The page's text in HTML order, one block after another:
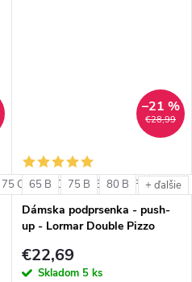
75 C 75 D 75 E 75 F 80 C
€28,99
–21 %
65 B 75 B 80 B + ďalšie
Dámska podprsenka - push-
up - Lormar Double Pizzo
€22,69
Skladom 5 ks